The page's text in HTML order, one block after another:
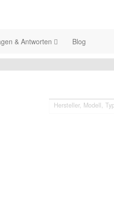
& Antworten Blog